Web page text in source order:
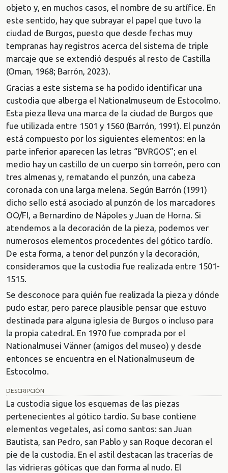
objeto y, en muchos casos, el nombre de su artífice. En
este sentido, hay que subrayar el papel que tuvo la
ciudad de Burgos, puesto que desde fechas muy
tempranas hay registros acerca del sistema de triple
marcaje que se extendió después al resto de Castilla
(Oman, 1968; Barrón, 2023).
Gracias a este sistema se ha podido identificar una
custodia que alberga el Nationalmuseum de Estocolmo.
Esta pieza lleva una marca de la ciudad de Burgos que
fue utilizada entre 1501 y 1560 (Barrón, 1991). El punzón
está compuesto por los siguientes elementos: en la
parte inferior aparecen las letras “BVRGOS”; en el
medio hay un castillo de un cuerpo sin torreón, pero con
tres almenas y, rematando el punzón, una cabeza
coronada con una larga melena. Según Barrón (1991)
dicho sello está asociado al punzón de los marcadores
OO/FI, a Bernardino de Nápoles y Juan de Horna. Si
atendemos a la decoración de la pieza, podemos ver
numerosos elementos procedentes del gótico tardío.
De esta forma, a tenor del punzón y la decoración,
consideramos que la custodia fue realizada entre 1501-
1515.
Se desconoce para quién fue realizada la pieza y dónde
pudo estar, pero parece plausible pensar que estuvo
destinada para alguna iglesia de Burgos o incluso para
la propia catedral. En 1970 fue comprada por el
Nationalmusei Vänner (amigos del museo) y desde
entonces se encuentra en el Nationalmuseum de
Estocolmo.
DESCRIPCIÓN
La custodia sigue los esquemas de las piezas
pertenecientes al gótico tardío. Su base contiene
elementos vegetales, así como santos: san Juan
Bautista, san Pedro, san Pablo y san Roque decoran el
pie de la custodia. En el astil destacan las tracerías de
las vidrieras góticas que dan forma al nudo. El